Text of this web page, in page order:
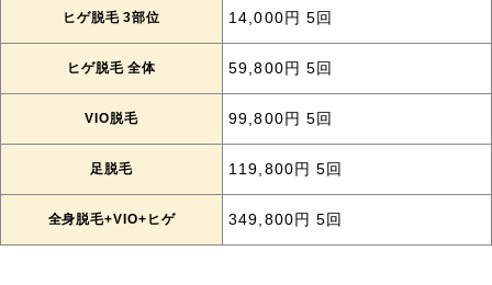
ヒゲ脱毛 3部位 14,000円 5回
ヒゲ脱毛 全体 59,800円 5回
VIO脱毛 99,800円 5回
足脱毛 119,800円 5回
全身脱毛+VIO+ヒゲ 349,800円 5回